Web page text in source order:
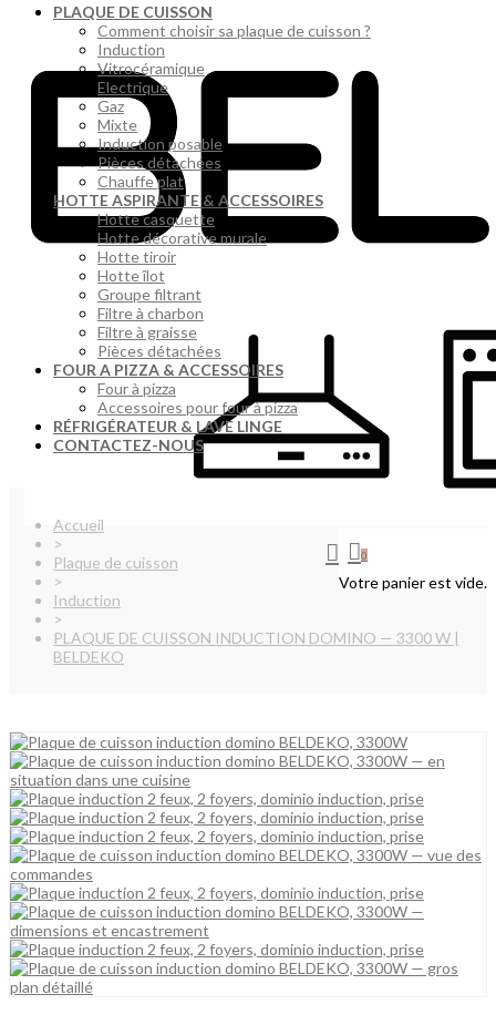
0
Votre panier est vide.
PLAQUE DE CUISSON
Comment choisir sa plaque de cuisson ?
Induction
Vitrocéramique
Electrique
Gaz
Mixte
Induction posable
Pièces détachées
Chauffe plat
HOTTE ASPIRANTE & ACCESSOIRES
Hotte casquette
Hotte décorative murale
Hotte tiroir
Hotte îlot
Groupe filtrant
Filtre à charbon
Filtre à graisse
Pièces détachées
FOUR A PIZZA & ACCESSOIRES
Four à pizza
Accessoires pour four à pizza
RÉFRIGÉRATEUR & LAVE LINGE
CONTACTEZ-NOUS
Accueil
>
Plaque de cuisson
>
Induction
>
PLAQUE DE CUISSON INDUCTION DOMINO — 3300 W |
BELDEKO